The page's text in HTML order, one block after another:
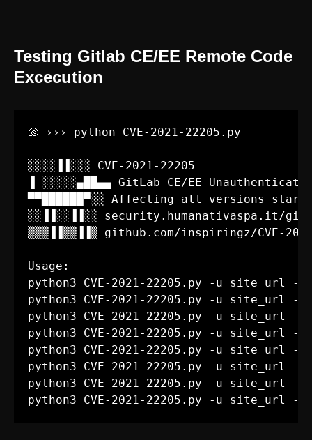
Testing Gitlab CE/EE Remote Code
Excecution
🐚 ››› python CVE-2021-22205.py
░░░░▐▐░░░ CVE-2021-22205
▐ ░░░░░▄██▄▄ GitLab CE/EE
▀▀██████▀░░ Affecting all versions
░░▐▐░░▐▐░░ security.humanativaspa.it/
▒▒▒▐▐▒▒▐▐▒ github.com/inspiringz/CVE-
Usage:
python3 CVE-2021-22205.py -u site_url
python3 CVE-2021-22205.py -u site_url
python3 CVE-2021-22205.py -u
python3 CVE-2021-22205.py -u site_url
python3 CVE-2021-22205.py -u site_url -
python3 CVE-2021-22205.py -u site_url -
python3 CVE-2021-22205.py -u site_url -
python3 CVE-2021-22205.py -u site_url